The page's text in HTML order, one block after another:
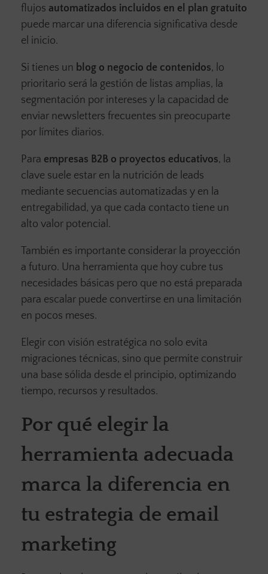
flujos automatizados incluidos en el plan gratuito
puede marcar una diferencia significativa desde
el inicio.
Si tienes un blog o negocio de contenidos, lo
prioritario será la gestión de listas amplias, la
segmentación por intereses y la capacidad de
enviar newsletters frecuentes sin preocuparte
por límites diarios.
Para empresas B2B o proyectos educativos, la
clave suele estar en la nutrición de leads
mediante secuencias automatizadas y en la
entregabilidad, ya que cada contacto tiene un
alto valor potencial.
También es importante considerar la proyección
a futuro. Una herramienta que hoy cubre tus
necesidades básicas pero que no está preparada
para escalar puede convertirse en una limitación
en pocos meses.
Elegir con visión estratégica no solo evita
migraciones técnicas, sino que permite construir
una base sólida desde el principio, optimizando
tiempo, recursos y resultados.
Por qué elegir la
herramienta adecuada
marca la diferencia en
tu estrategia de email
marketing